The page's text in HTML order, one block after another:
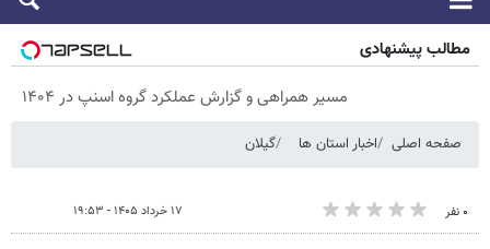
مطالب پیشنهادی
مسیر همراهی و گزارش عملکرد گروه اسنپ در ۱۴۰۴
صفحه اصلی اخبار استان ها گیلان
۰ نفر ۱۷ خرداد ۱۴۰۵ - ۱۹:۵۳